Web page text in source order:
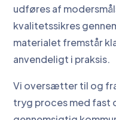
udføres af
kvalitetssikres
materialet fremstår
anvendeligt i praksis.
Vi oversætter til og
tryg proces med fast